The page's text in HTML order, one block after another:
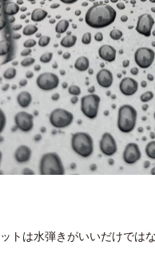
トは水弾きがいいだけでは